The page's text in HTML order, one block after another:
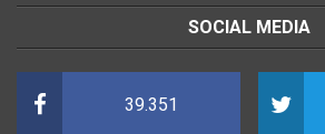
SOCIAL MEDIA
39.351